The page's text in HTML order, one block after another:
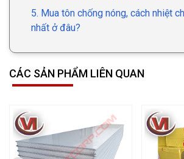
5. Mua tôn chống nóng, cách nhiệt
nhất ở đâu?
CÁC SẢN PHẨM LIÊN QUAN